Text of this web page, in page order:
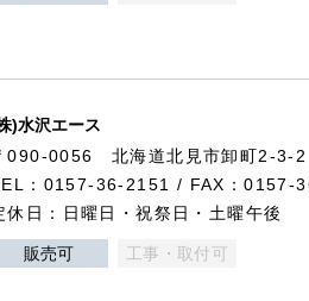
)水沢エース
090-0056 北海道北見市卸町2-3-2
：0157-36-2151 / FAX：0157-
休日：日曜日・祝祭日・土曜午後
販売可 工事・取付可